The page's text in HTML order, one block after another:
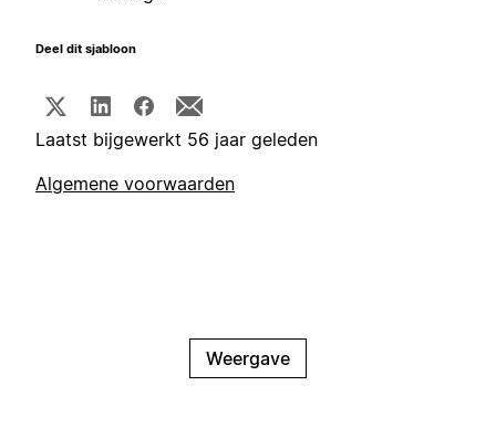
Deel dit sjabloon
Laatst bijgewerkt 56 jaar geleden
Algemene voorwaarden
Weergave